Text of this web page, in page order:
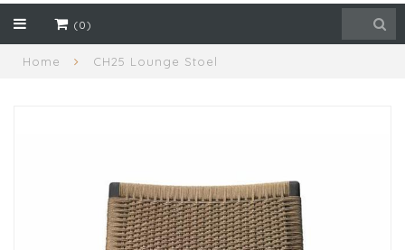
(0)
Home CH25 Lounge Stoel